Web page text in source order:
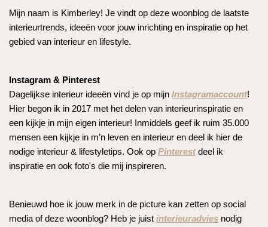
Mijn naam is Kimberley! Je vindt op deze woonblog de laatste
interieurtrends, ideeën voor jouw inrichting en inspiratie op het
gebied van interieur en lifestyle.
Instagram & Pinterest
Dagelijkse interieur ideeën vind je op mijn Instagramaccount!
Hier begon ik in 2017 met het delen van interieurinspiratie en
een kijkje in mijn eigen interieur! Inmiddels geef ik ruim 35.000
mensen een kijkje in m’n leven en interieur en deel ik hier de
nodige interieur & lifestyletips. Ook op Pinterestdeel ik
inspiratie en ook foto's die mij inspireren.
Benieuwd hoe ik jouw merk in de picture kan zetten op social
media of deze woonblog? Heb je juist interieuradvies nodig